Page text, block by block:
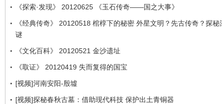
《探索·发现》 20120625 《玉石传奇——国之大事》
《经典传奇》 20120518 棺椁下的秘密 外星文明？先古传奇？探秘
谜
《文化百科》 20120521 金沙遗址
《取证》 20120419 失而复得的国宝
[视频]河南安阳-殷墟
[视频]探秘春秋古墓：借助现代科技 保护出土青铜器